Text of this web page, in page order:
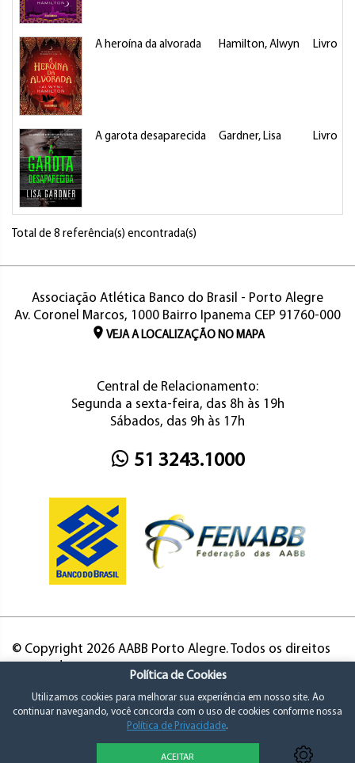
A heroína da alvorada Hamilton, Alwyn Livro
A garota desaparecida Gardner, Lisa Livro
Total de 8 referência(s) encontrada(s)
Associação Atlética Banco do Brasil - Porto Alegre
Av. Coronel Marcos, 1000 Bairro Ipanema CEP 91760-000
VEJA A LOCALIZAÇÃO NO MAPA
Central de Relacionamento:
Segunda a sexta-feira, das 8h às 19h
Sábados, das 9h às 17h
51 3243.1000
© Copyright 2026 AABB Porto Alegre. Todos os direitos
Política de Cookies
Utilizamos cookies para melhorar sua experiência em nosso site. Ao
continuar navegando, você concorda com o uso de cookies conforme nossa
Política de Privacidade.
ACEITAR